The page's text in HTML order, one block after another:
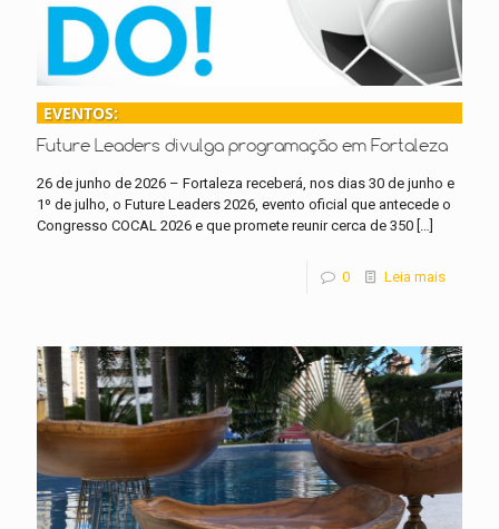
EVENTOS:
Future Leaders divulga programação em Fortaleza
26 de junho de 2026 – Fortaleza receberá, nos dias 30 de junho e
1º de julho, o Future Leaders 2026, evento oficial que antecede o
Congresso COCAL 2026 e que promete reunir cerca de 350 […]
0 Leia mais